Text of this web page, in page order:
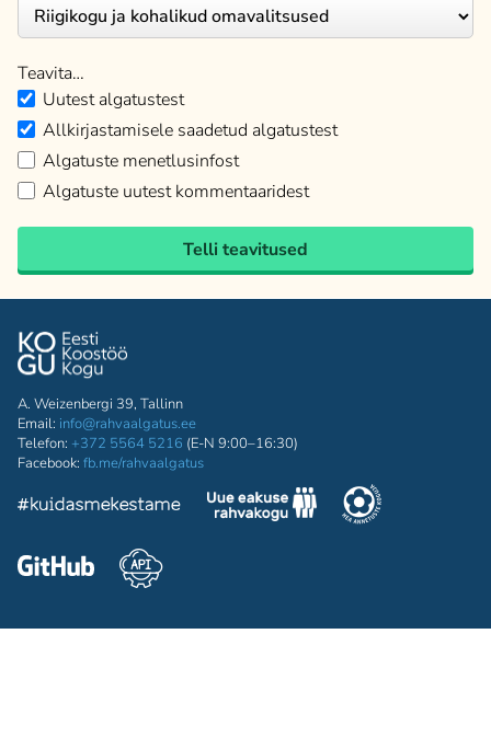
Teavita…
Uutest algatustest
Allkirjastamisele saadetud algatustest
Algatuste menetlusinfost
Algatuste uutest kommentaaridest
Telli teavitused
A. Weizenbergi 39, Tallinn
Email: info@rahvaalgatus.ee
Telefon: +372 5564 5216 (E-N 9:00–16:30)
Facebook: fb.me/rahvaalgatus